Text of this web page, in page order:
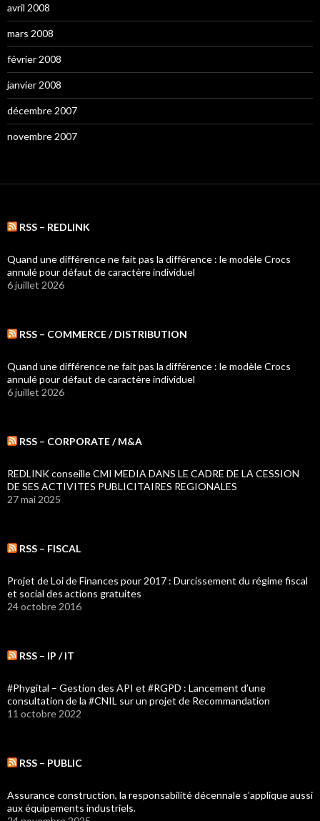
avril 2008
mars 2008
février 2008
janvier 2008
décembre 2007
novembre 2007
RSS – REDLINK
Quand une différence ne fait pas la différence : le modèle Crocs
annulé pour défaut de caractère individuel
6 juillet 2026
RSS – COMMERCE / DISTRIBUTION
Quand une différence ne fait pas la différence : le modèle Crocs
annulé pour défaut de caractère individuel
6 juillet 2026
RSS – CORPORATE / M&A
REDLINK conseille CMI MEDIA DANS LE CADRE DE LA CESSION
DE SES ACTIVITES PUBLICITAIRES REGIONALES
27 mai 2025
RSS – FISCAL
Projet de Loi de Finances pour 2017 : Durcissement du régime fiscal
et social des actions gratuites
24 octobre 2016
RSS – IP / IT
#Phygital – Gestion des API et #RGPD : Lancement d’une
consultation de la #CNIL sur un projet de Recommandation
11 octobre 2022
RSS – PUBLIC
Assurance construction, la responsabilité décennale s’applique aussi
aux équipements industriels.